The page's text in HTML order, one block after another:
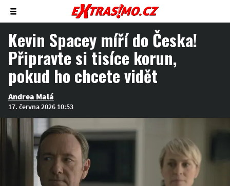
Zobrazit/skrýt
menu
Kevin Spacey míří do Česka!
Připravte si tisíce korun,
pokud ho chcete vidět
Andrea Malá
17. června 2026 10:53